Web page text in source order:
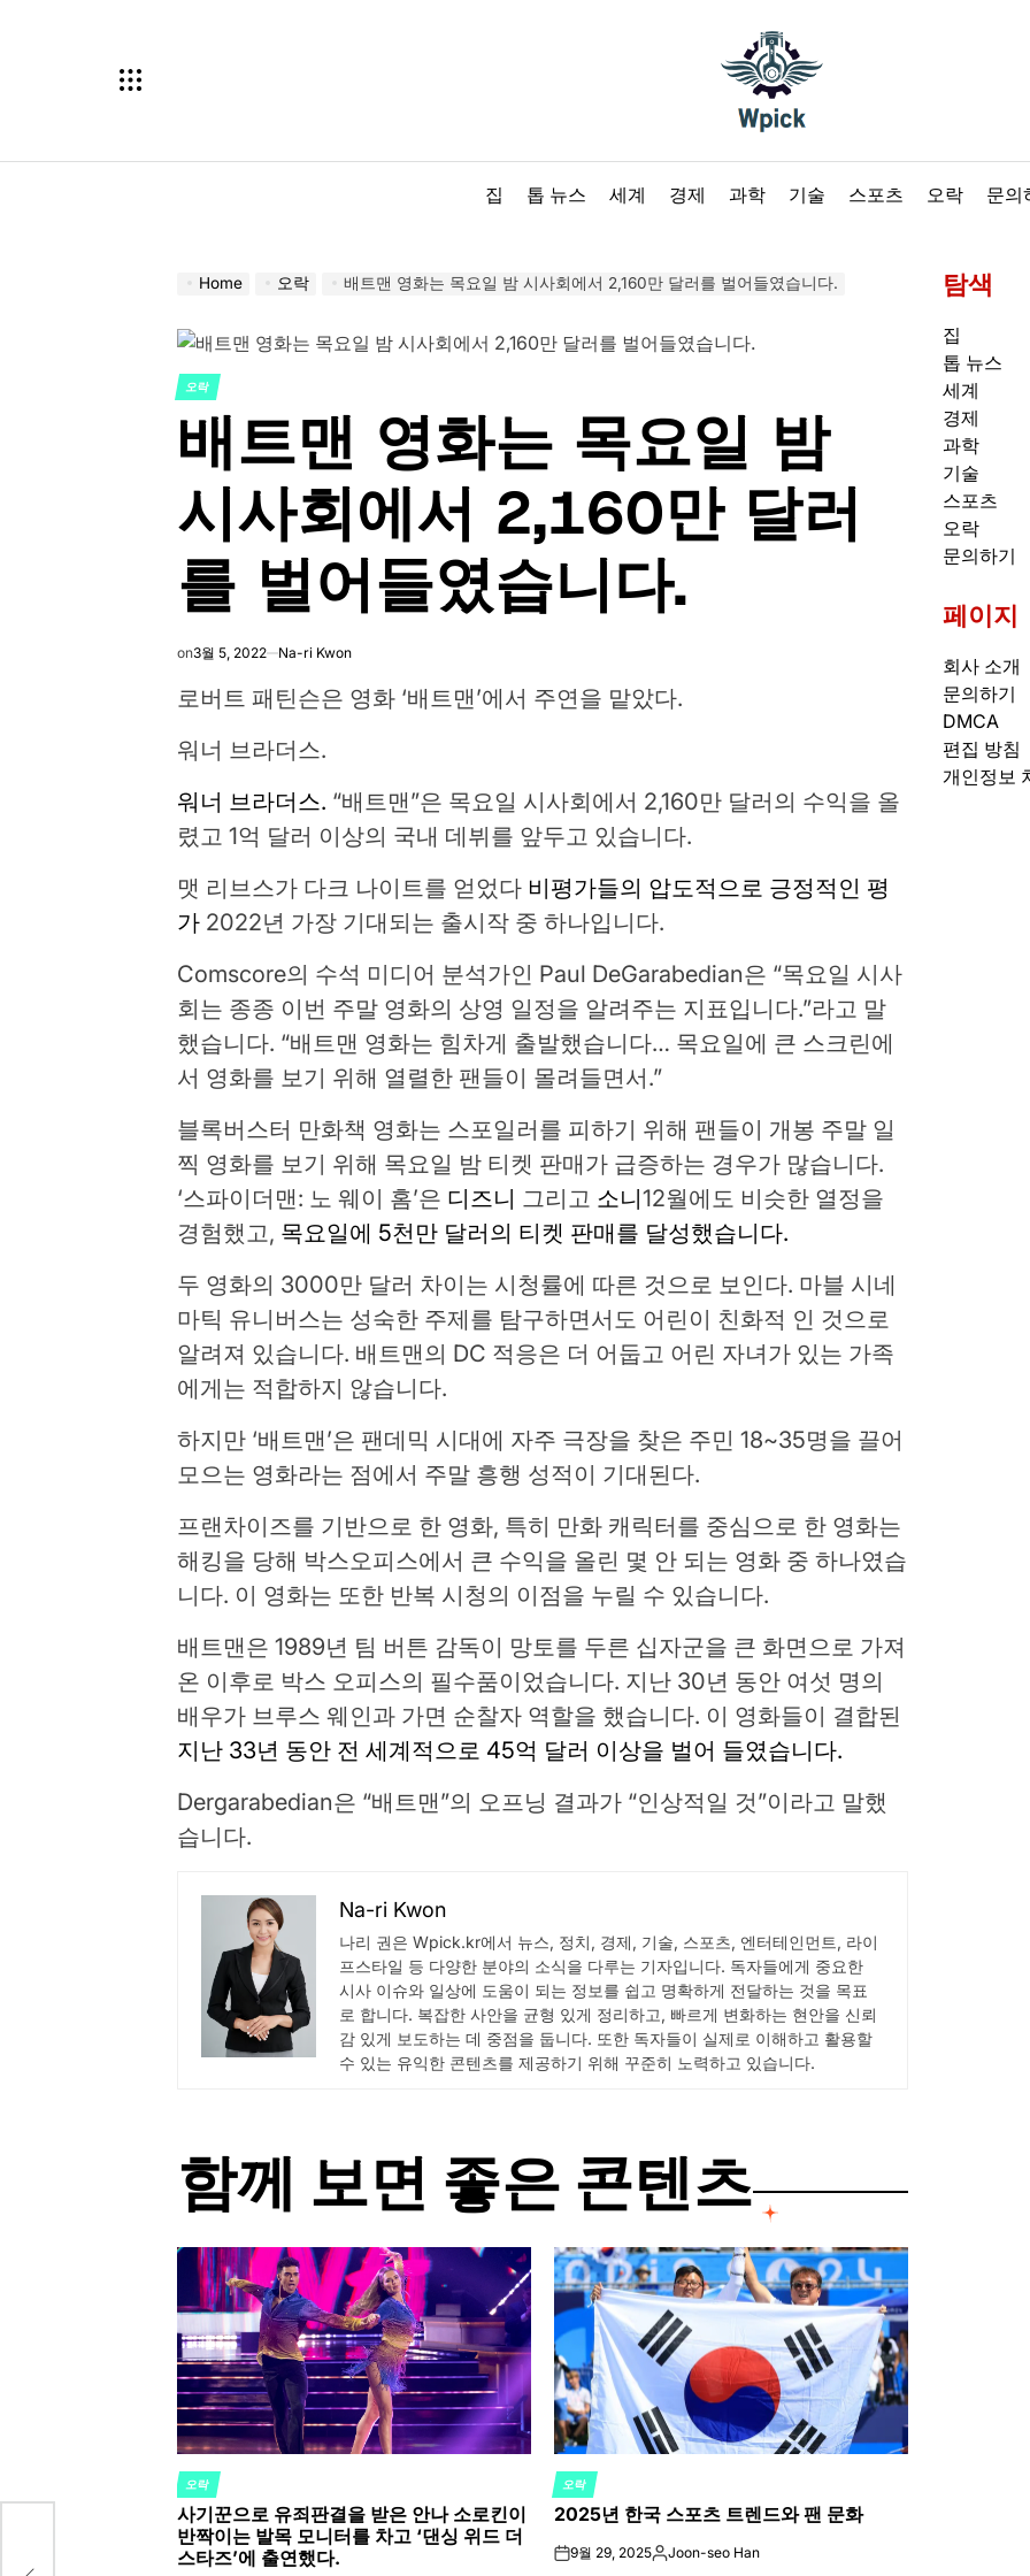
집
톱 뉴스 세계 경제 과학 기술 스포츠 오락 문의
Home 오락 배트맨 영화는 목요일 밤 시사회에서 2,160만 달러를 벌어들였습니다.
POSTED
IN
오락
배트맨 영화는 목요일 밤
시사회에서 2,160만 달러
를 벌어들였습니다.
on3월 5, 2022 Na-ri Kwon
로버트 패틴슨은 영화 ‘배트맨’에서 주연을 맡았다.
워너 브라더스.
워너 브라더스. “배트맨”은 목요일 시사회에서 2,160만 달러의 수익을 올
렸고 1억 달러 이상의 국내 데뷔를 앞두고 있습니다.
맷 리브스가 다크 나이트를 얻었다 비평가들의 압도적으로 긍정적인 평
가 2022년 가장 기대되는 출시작 중 하나입니다.
Comscore의 수석 미디어 분석가인 Paul DeGarabedian은 “목요일 시사
회는 종종 이번 주말 영화의 상영 일정을 알려주는 지표입니다.”라고 말
했습니다. “배트맨 영화는 힘차게 출발했습니다… 목요일에 큰 스크린에
서 영화를 보기 위해 열렬한 팬들이 몰려들면서.”
블록버스터 만화책 영화는 스포일러를 피하기 위해 팬들이 개봉 주말 일
찍 영화를 보기 위해 목요일 밤 티켓 판매가 급증하는 경우가 많습니다.
‘스파이더맨: 노 웨이 홈’은 디즈니 그리고 소니12월에도 비슷한 열정을
경험했고, 목요일에 5천만 달러의 티켓 판매를 달성했습니다.
두 영화의 3000만 달러 차이는 시청률에 따른 것으로 보인다. 마블 시네
마틱 유니버스는 성숙한 주제를 탐구하면서도 어린이 친화적 인 것으로
알려져 있습니다. 배트맨의 DC 적응은 더 어둡고 어린 자녀가 있는 가족
에게는 적합하지 않습니다.
하지만 ‘배트맨’은 팬데믹 시대에 자주 극장을 찾은 주민 18~35명을 끌어
모으는 영화라는 점에서 주말 흥행 성적이 기대된다.
프랜차이즈를 기반으로 한 영화, 특히 만화 캐릭터를 중심으로 한 영화는
해킹을 당해 박스오피스에서 큰 수익을 올린 몇 안 되는 영화 중 하나였습
니다. 이 영화는 또한 반복 시청의 이점을 누릴 수 있습니다.
배트맨은 1989년 팀 버튼 감독이 망토를 두른 십자군을 큰 화면으로 가져
온 이후로 박스 오피스의 필수품이었습니다. 지난 30년 동안 여섯 명의
배우가 브루스 웨인과 가면 순찰자 역할을 했습니다. 이 영화들이 결합된
지난 33년 동안 전 세계적으로 45억 달러 이상을 벌어 들였습니다.
Dergarabedian은 “배트맨”의 오프닝 결과가 “인상적일 것”이라고 말했
습니다.
Na-ri Kwon
나리 권은 Wpick.kr에서 뉴스, 정치, 경제, 기술, 스포츠, 엔터테인먼트, 라이
프스타일 등 다양한 분야의 소식을 다루는 기자입니다. 독자들에게 중요한
시사 이슈와 일상에 도움이 되는 정보를 쉽고 명확하게 전달하는 것을 목표
로 합니다. 복잡한 사안을 균형 있게 정리하고, 빠르게 변화하는 현안을 신뢰
감 있게 보도하는 데 중점을 둡니다. 또한 독자들이 실제로 이해하고 활용할
수 있는 유익한 콘텐츠를 제공하기 위해 꾸준히 노력하고 있습니다.
함께 보면 좋은 콘텐츠
POSTED
IN
오락
사기꾼으로 유죄판결을 받은 안나 소로킨이
반짝이는 발목 모니터를 차고 ‘댄싱 위드 더
스타즈’에 출연했다.
POSTED
IN
오락
2025년 한국 스포츠 트렌드와 팬 문화
on9월 29, 2025Posted
Joon-seo Han
탐색
집
톱 뉴스
세계
경제
과학
기술
스포츠
오락
문의하기
페이지
회사 소개
문의하기
DMCA
편집 방침
개인정보